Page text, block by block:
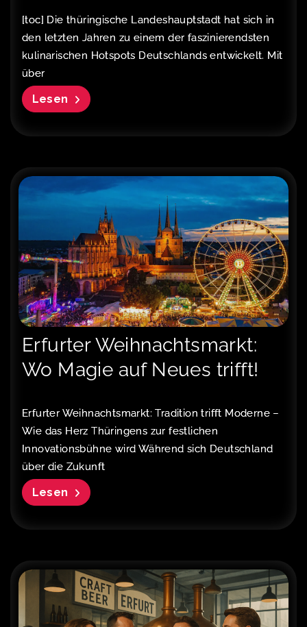
[toc] Die thüringische Landeshauptstadt hat sich in
den letzten Jahren zu einem der faszinierendsten
kulinarischen Hotspots Deutschlands entwickelt. Mit
über
Lesen
Erfurter Weihnachtsmarkt:
Wo Magie auf Neues trifft!
Erfurter Weihnachtsmarkt: Tradition trifft Moderne –
Wie das Herz Thüringens zur festlichen
Innovationsbühne wird Während sich Deutschland
über die Zukunft
Lesen